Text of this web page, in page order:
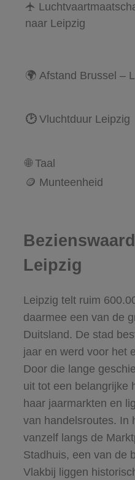
🛧
naar Leipzig
🌍 Afstand Brussel –
🕑 Vluchtduur Leipzig
🌐 Taal
🪙 Munteenheid
Leipzig
Leipzig telt ruim
daarmee een van de
Duitsland. De stad
jaar en werd voor het
Door die lange
uit tot een belangrijke
haar jaarmarkten en
van handelsroutes. In
vanzelf langs de
Stadhuis, een van de
Vlakbij liggen